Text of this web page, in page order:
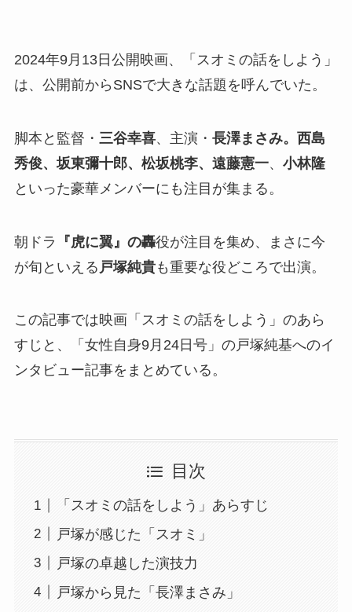
2024年9月13日公開映画、「スオミの話をしよう」
は、公開前からSNSで大きな話題を呼んでいた。
脚本と監督・ 三谷幸喜、主演・ 長澤まさみ。西島
秀俊、坂東彌十郎、松坂桃李、遠藤憲一、 小林隆
といった豪華メンバーにも注目が集まる。
朝ドラ 『虎に翼』の轟役が注目を集め、まさに今
が旬といえる 戸塚純貴も重要な役どころで出演。
この記事では映画「スオミの話をしよう」のあら
すじと、「女性自身9月24日号」の戸塚純基へのイ
ンタビュー記事をまとめている。
目次
「スオミの話をしよう」あらすじ
戸塚が感じた「スオミ」
戸塚の卓越した演技力
戸塚から見た「長澤まさみ」